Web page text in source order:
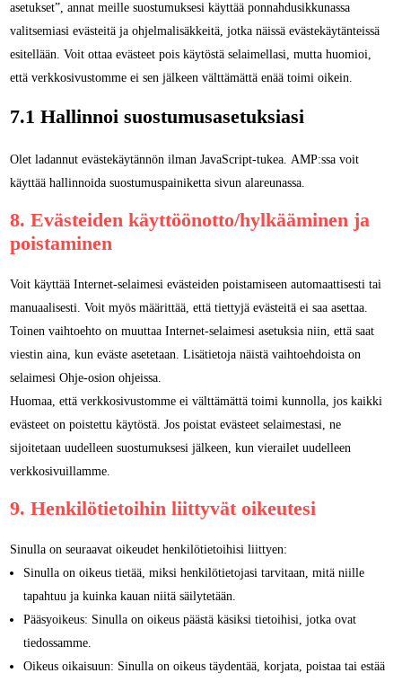
asetukset”, annat meille suostumuksesi käyttää ponnahdusikkunassa
valitsemiasi evästeitä ja ohjelmalisäkkeitä, jotka näissä evästekäytänteissä
esitellään. Voit ottaa evästeet pois käytöstä selaimellasi, mutta huomioi,
että verkkosivustomme ei sen jälkeen välttämättä enää toimi oikein.
7.1 Hallinnoi suostumusasetuksiasi
Olet ladannut evästekäytännön ilman JavaScript-tukea. AMP:ssa voit
käyttää hallinnoida suostumuspainiketta sivun alareunassa.
8. Evästeiden käyttöönotto/hylkääminen ja
poistaminen
Voit käyttää Internet-selaimesi evästeiden poistamiseen automaattisesti tai
manuaalisesti. Voit myös määrittää, että tiettyjä evästeitä ei saa asettaa.
Toinen vaihtoehto on muuttaa Internet-selaimesi asetuksia niin, että saat
viestin aina, kun eväste asetetaan. Lisätietoja näistä vaihtoehdoista on
selaimesi Ohje-osion ohjeissa.
Huomaa, että verkkosivustomme ei välttämättä toimi kunnolla, jos kaikki
evästeet on poistettu käytöstä. Jos poistat evästeet selaimestasi, ne
sijoitetaan uudelleen suostumuksesi jälkeen, kun vierailet uudelleen
verkkosivuillamme.
9. Henkilötietoihin liittyvät oikeutesi
Sinulla on seuraavat oikeudet henkilötietoihisi liittyen:
Sinulla on oikeus tietää, miksi henkilötietojasi tarvitaan, mitä niille
tapahtuu ja kuinka kauan niitä säilytetään.
Pääsyoikeus: Sinulla on oikeus päästä käsiksi tietoihisi, jotka ovat
tiedossamme.
Oikeus oikaisuun: Sinulla on oikeus täydentää, korjata, poistaa tai estää